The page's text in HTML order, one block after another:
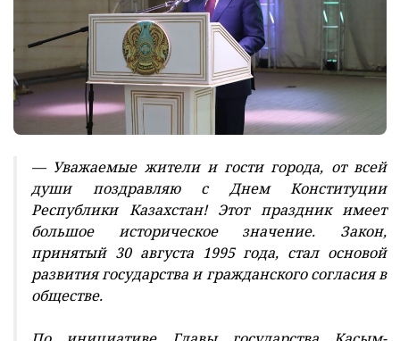
— Уважаемые жители и гости города, от всей
души поздравляю с Днем Конституции
Республики Казахстан! Этот праздник имеет
большое историческое значение. Закон,
принятый 30 августа 1995 года, стал основой
развития государства и гражданского согласия в
обществе.